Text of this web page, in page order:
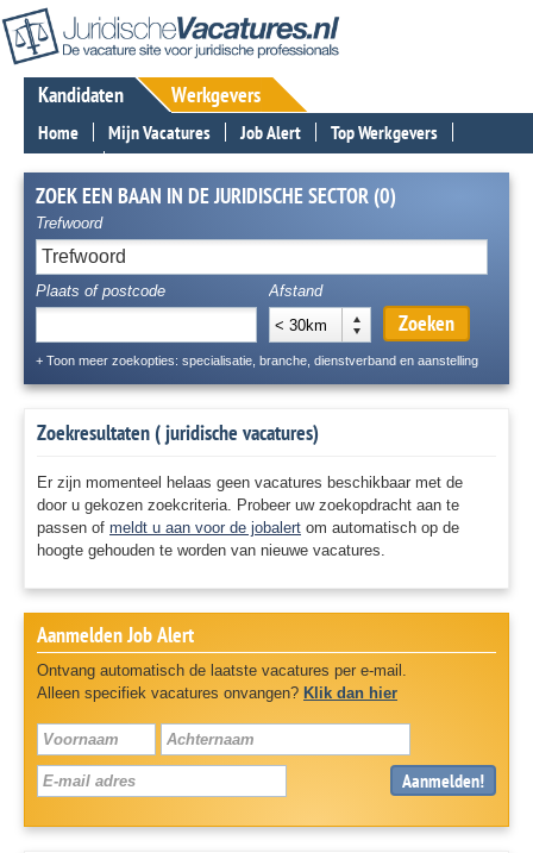
Kandidaten
Home Mijn Vacatures Job Alert
Top Werkgevers
Nieuws
Contact
Werkgevers
ZOEK EEN BAAN IN DE JURIDISCHE SECTOR (0)
Trefwoord
Plaats of postcode
Afstand
< 30km
Zoeken
+ Toon meer zoekopties: specialisatie, branche, dienstverband en aanstelling
Zoekresultaten (juridische vacatures)
Er zijn momenteel helaas geen vacatures beschikbaar met de
door u gekozen zoekcriteria. Probeer uw zoekopdracht aan te
passen of meldt u aan voor de jobalert om automatisch op de
hoogte gehouden te worden van nieuwe vacatures.
Aanmelden Job Alert
Ontvang automatisch de laatste vacatures per e-mail.
Alleen specifiek vacatures onvangen? Klik dan hier
Aanmelden!